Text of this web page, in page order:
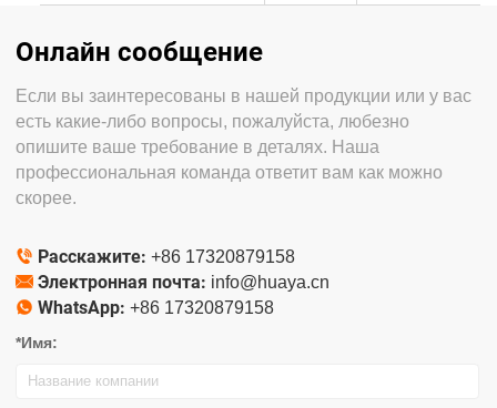
Онлайн сообщение
Если вы заинтересованы в нашей продукции или у вас
есть какие-либо вопросы, пожалуйста, любезно
опишите ваше требование в деталях. Наша
профессиональная команда ответит вам как можно
скорее.
 Расскажите: +86 17320879158
 Электронная почта: info@huaya.cn
 WhatsApp: +86 17320879158
*Имя: